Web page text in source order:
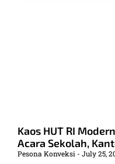
Kaos HUT RI
Acara Sekolah,
Pesona Konveksi July 25,